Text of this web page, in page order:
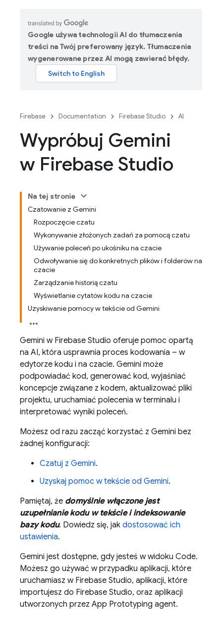
Google używa technologii AI do tłumaczenia
treści na Twój preferowany język. Tłumaczenia
wygenerowane przez AI mogą zawierać błędy.
Firebase Documentation Firebase Studio AI
Wypróbuj Gemini
w Firebase Studio
Na tej stronie
Czatowanie z Gemini
Rozpoczęcie czatu
Wykonywanie złożonych zadań za pomocą czatu
Używanie poleceń po ukośniku na czacie
Odwoływanie się do konkretnych plików i folderów na
czacie
Zarządzanie historią czatu
Wyświetlanie cytatów kodu na czacie
Uzyskiwanie pomocy w tekście od Gemini
Gemini w Firebase Studio oferuje pomoc opartą
na AI, która usprawnia proces kodowania – w
edytorze kodu i na czacie. Gemini może
podpowiadać kod, generować kod, wyjaśniać
koncepcje związane z kodem, aktualizować pliki
projektu, uruchamiać polecenia w terminalu i
interpretować wyniki poleceń.
Możesz od razu zacząć korzystać z Gemini bez
żadnej konfiguracji:
Czatuj z Gemini.
Uzyskaj pomoc w tekście od Gemini.
Pamiętaj, że domyślnie włączone jest
uzupełnianie kodu w tekście i indeksowanie
bazy kodu. Dowiedz się, jakdostosować ich
ustawienia.
Gemini jest dostępne, gdy jesteś w widoku Code.
Możesz go używać w przypadku aplikacji, które
uruchamiasz w Firebase Studio, aplikacji, które
importujesz do Firebase Studio, oraz aplikacji
utworzonych przez App Prototyping agent.